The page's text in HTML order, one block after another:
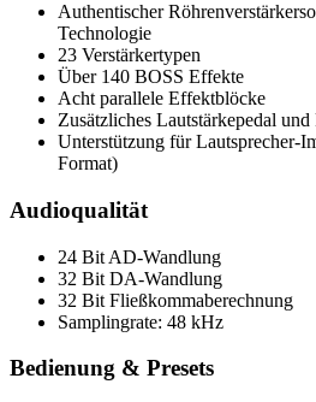
Authentischer
Technologie
23 Verstärkertypen
Über 140 BOSS Effekte
Acht parallele Effektblöcke
Zusätzliches Lautstärkepedal
Unterstützung für Lautsprecher-
Format)
Audioqualität
24 Bit AD-Wandlung
32 Bit DA-Wandlung
32 Bit Fließkommaberechnung
Samplingrate: 48 kHz
Bedienung & Presets